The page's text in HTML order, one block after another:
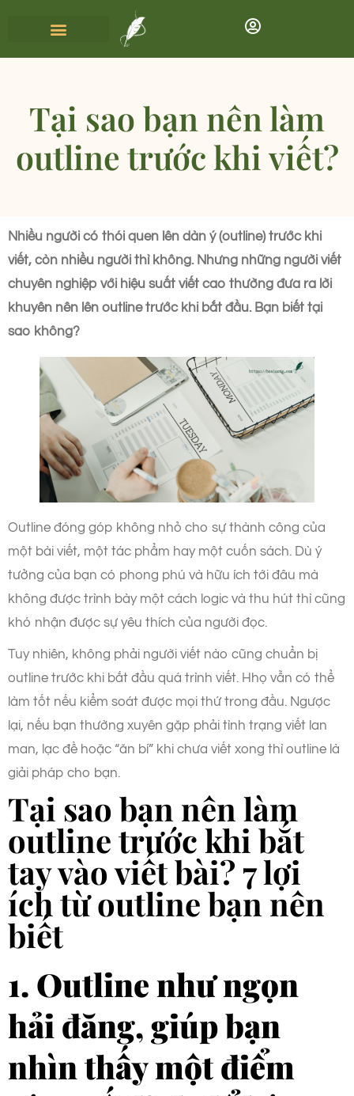
Tại sao bạn nên làm
outline trước khi viết?
Nhiều người có thói quen lên dàn ý (outline) trước khi
viết, còn nhiều người thì không. Nhưng những người viết
chuyên nghiệp với hiệu suất viết cao thường đưa ra lời
khuyên nên lên outline trước khi bắt đầu. Bạn biết tại
sao không?
Outline đóng góp không nhỏ cho sự thành công của
một bài viết, một tác phẩm hay một cuốn sách. Dù ý
tưởng của bạn có phong phú và hữu ích tới đâu mà
không được trình bày một cách logic và thu hút thì cũng
khó nhận được sự yêu thích của người đọc.
Tuy nhiên, không phải người viết nào cũng chuẩn bị
outline trước khi bắt đầu quá trình viết. Hhọ vẫn có thể
làm tốt nếu kiểm soát được mọi thứ trong đầu. Ngược
lại, nếu bạn thường xuyên gặp phải tình trạng viết lan
man, lạc đề hoặc “ăn bí” khi chưa viết xong thì outline là
giải pháp cho bạn.
Tại sao bạn nên làm
outline trước khi bắt
tay vào viết bài? 7 lợi
ích từ outline bạn nên
biết
1. Outline như ngọn
hải đăng, giúp bạn
nhìn thấy một điểm